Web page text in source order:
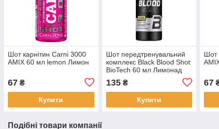
Шот карнітин Carni 3000
AMIX 60 мл lemon Лимон
67 ₴
Купити
Шот передтренувальний
комплекс Black Blood Shot
BioTech 60 мл Лимонад
135₴
Купити
Шот
67
Подібні товари компанії